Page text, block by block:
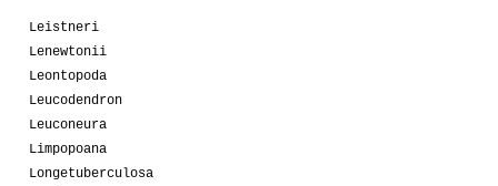
Leistneri
Lenewtonii
Leontopoda
Leucodendron
Leuconeura
Limpopoana
Longetuberculosa